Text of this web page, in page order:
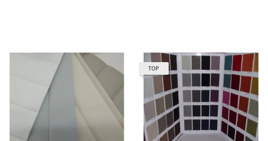
TOP